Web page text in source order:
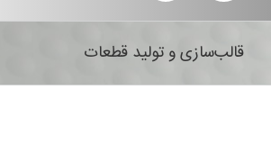
قالب‌سازی و تولید قطعات